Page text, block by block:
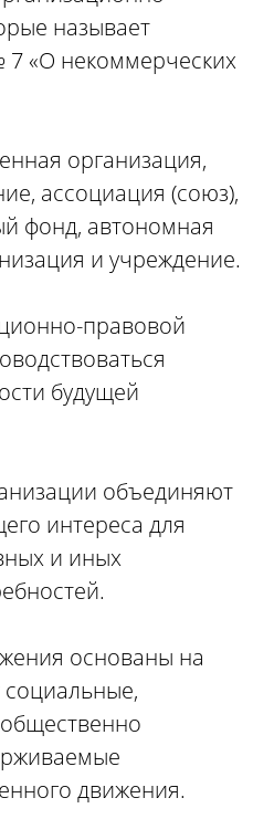
называет
«О некоммерческих
организация,
ассоциация (союз),
фонд, автономная
и учреждение.
правовой
будущей
объединяют
интереса для
и иных
основаны на
социальные,
движения.